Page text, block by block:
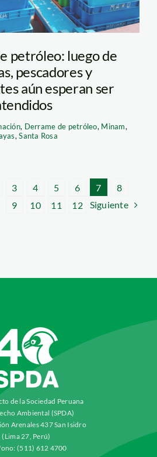
petróleo: luego de
pescadores y
aún esperan ser
, Derrame de petróleo, Minam,
,Santa Rosa
3 4 5 6 7
8
9
10 11 12 Siguiente
de la Sociedad Peruana
Ambiental (SPDA)
Arenales 437 San Isidro
(Lima 27, Perú)
(511) 612 4700